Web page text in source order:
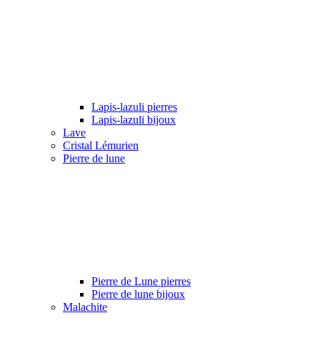
Lapis-lazuli pierres
Lapis-lazuli bijoux
Lave
Cristal Lémurien
Pierre de lune
Pierre de Lune pierres
Pierre de lune bijoux
Malachite